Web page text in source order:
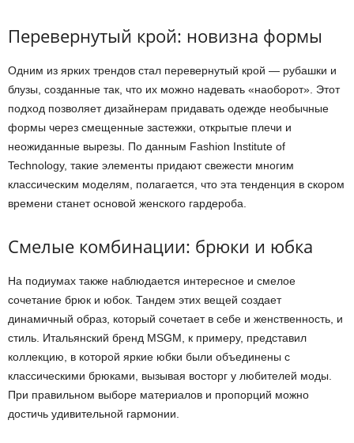
Перевернутый крой: новизна формы
Одним из ярких трендов стал перевернутый крой — рубашки и
блузы, созданные так, что их можно надевать «наоборот». Этот
подход позволяет дизайнерам придавать одежде необычные
формы через смещенные застежки, открытые плечи и
неожиданные вырезы. По данным Fashion Institute of
Technology, такие элементы придают свежести многим
классическим моделям, полагается, что эта тенденция в скором
времени станет основой женского гардероба.
Смелые комбинации: брюки и юбка
На подиумах также наблюдается интересное и смелое
сочетание брюк и юбок. Тандем этих вещей создает
динамичный образ, который сочетает в себе и женственность, и
стиль. Итальянский бренд MSGM, к примеру, представил
коллекцию, в которой яркие юбки были объединены с
классическими брюками, вызывая восторг у любителей моды.
При правильном выборе материалов и пропорций можно
достичь удивительной гармонии.